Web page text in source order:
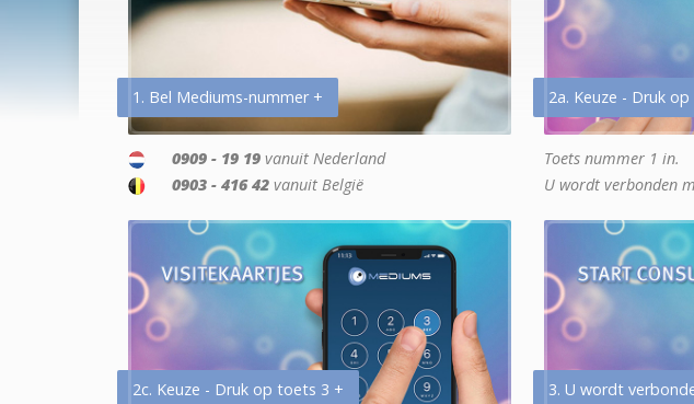
1. Bel Mediums-nummer +
0909 - 19 19 vanuit Nederland
0903 - 416 42 vanuit België
2a. Keuze - Druk
Toets nummer 1 in.
U wordt verbonden
2c. Keuze - Druk op toets 3 + 3. U wordt